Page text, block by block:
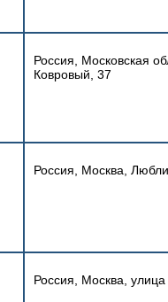
Россия, Московская
Ковровый, 37
Россия, Москва,
Россия, Москва,